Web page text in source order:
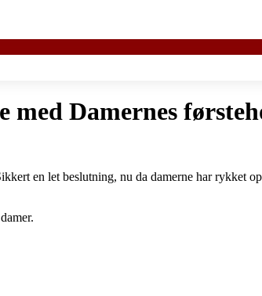
med Damernes
en let beslutning, nu da damerne har rykket